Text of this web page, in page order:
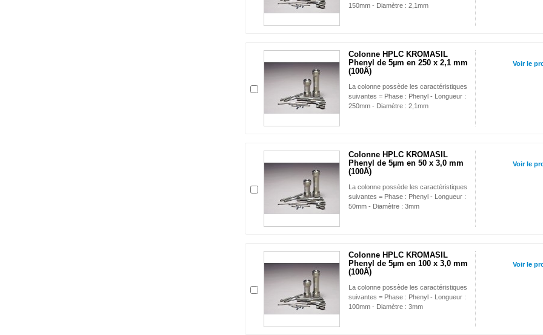
150mm - Diamètre : 2,1mm
Colonne HPLC KROMASIL
Phenyl de 5µm en 250 x 2,1 mm
(100Å)
La colonne possède les caractéristiques
suivantes = Phase : Phenyl - Longueur :
250mm - Diamètre : 2,1mm
Voir le
Colonne HPLC KROMASIL
Phenyl de 5µm en 50 x 3,0 mm
(100Å)
La colonne possède les caractéristiques
suivantes = Phase : Phenyl - Longueur :
50mm - Diamètre : 3mm
Voir le
Colonne HPLC KROMASIL
Phenyl de 5µm en 100 x 3,0 mm
(100Å)
La colonne possède les caractéristiques
suivantes = Phase : Phenyl - Longueur :
100mm - Diamètre : 3mm
Voir le